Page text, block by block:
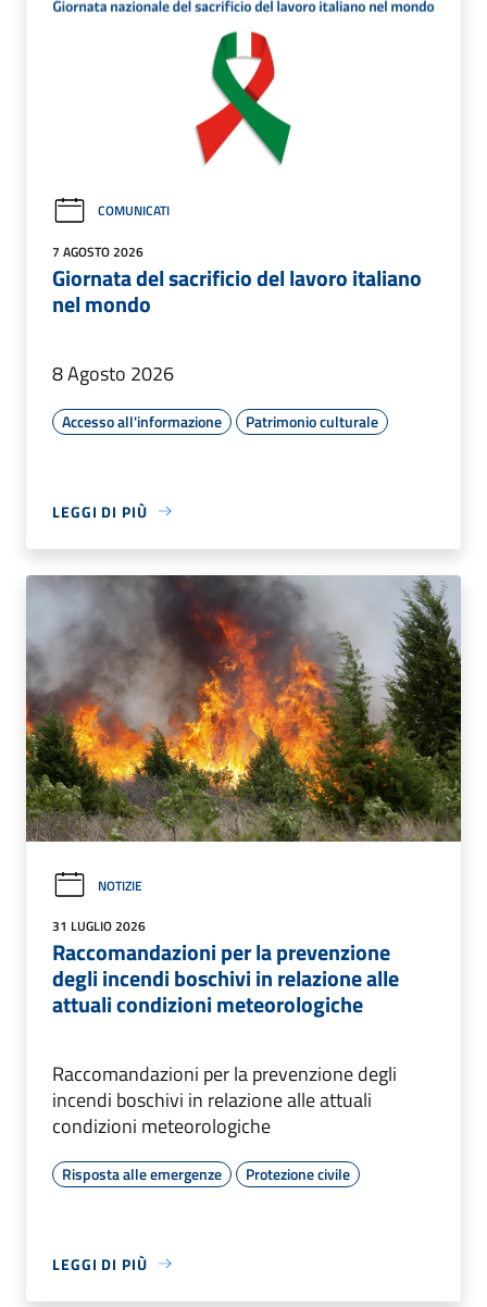
COMUNICATI
7 AGOSTO 2026
Giornata del sacrificio del lavoro italiano
nel mondo
8 Agosto 2026
Accesso all'informazione Patrimonio culturale
LEGGI DI PIÙ
NOTIZIE
31 LUGLIO 2026
Raccomandazioni per la prevenzione
degli incendi boschivi in relazione alle
attuali condizioni meteorologiche
Raccomandazioni per la prevenzione degli
incendi boschivi in relazione alle attuali
condizioni meteorologiche
Risposta alle emergenze Protezione civile
LEGGI DI PIÙ